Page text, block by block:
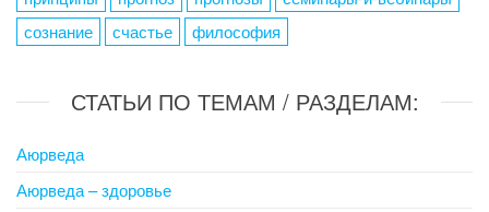
сознание
счастье философия
СТАТЬИ ПО ТЕМАМ / РАЗДЕЛАМ:
Аюрведа
Аюрведа – здоровье